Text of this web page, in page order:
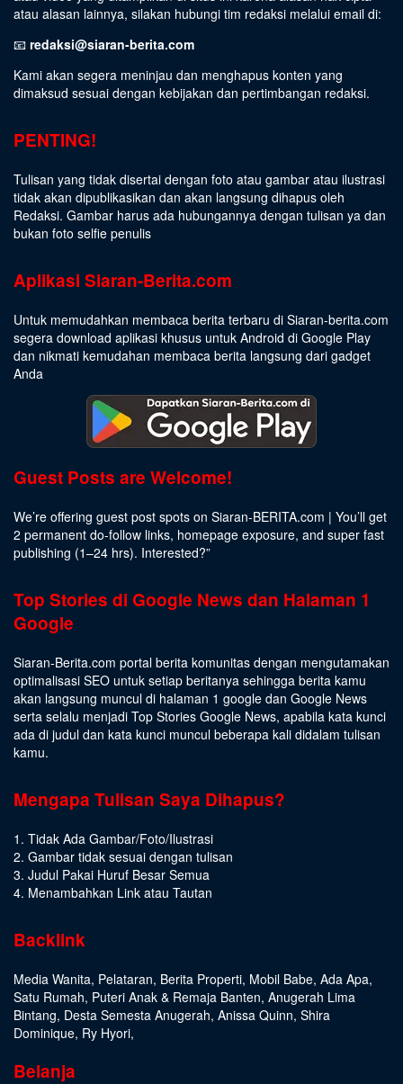
atau alasan lainnya, silakan hubungi tim redaksi melalui email di:
📧 redaksi@siaran-berita.com
Kami akan segera meninjau dan menghapus konten yang
dimaksud sesuai dengan kebijakan dan pertimbangan redaksi.
PENTING!
Tulisan yang tidak disertai dengan foto atau gambar atau ilustrasi
tidak akan dipublikasikan dan akan langsung dihapus oleh
Redaksi. Gambar harus ada hubungannya dengan tulisan ya dan
bukan foto selfie penulis
Aplikasi Siaran-Berita.com
Untuk memudahkan membaca berita terbaru di Siaran-berita.com
segera download aplikasi khusus untuk Android di Google Play
dan nikmati kemudahan membaca berita langsung dari gadget
Anda
Guest Posts are Welcome!
We’re offering guest post spots on Siaran-BERITA.com | You’ll get
2 permanent do-follow links, homepage exposure, and super fast
publishing (1–24 hrs). Interested?”
Top Stories di Google News dan Halaman 1
Google
Siaran-Berita.com portal berita komunitas dengan mengutamakan
optimalisasi SEO untuk setiap beritanya sehingga berita kamu
akan langsung muncul di halaman 1 google dan Google News
serta selalu menjadi Top Stories Google News, apabila kata kunci
ada di judul dan kata kunci muncul beberapa kali didalam tulisan
kamu.
Mengapa Tulisan Saya Dihapus?
1. Tidak Ada Gambar/Foto/Ilustrasi
2. Gambar tidak sesuai dengan tulisan
3. Judul Pakai Huruf Besar Semua
4. Menambahkan Link atau Tautan
Backlink
Media Wanita, Pelataran, Berita Properti, Mobil Babe, Ada Apa,
Satu Rumah, Puteri Anak & Remaja Banten, Anugerah Lima
Bintang, Desta Semesta Anugerah, Anissa Quinn, Shira
Dominique, Ry Hyori,
Belanja